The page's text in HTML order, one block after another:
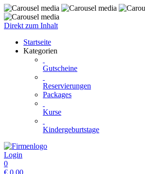
Direkt zum Inhalt
Startseite
Kategorien
Gutscheine
Reservierungen
Packages
Kurse
Kindergeburtstage
Login
0
€ 0,00